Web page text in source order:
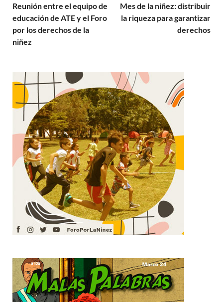
Reunión entre el equipo de
educación de ATE y el Foro
por los derechos de la
niñez
Mes de la niñez: distribuir
la riqueza para garantizar
derechos